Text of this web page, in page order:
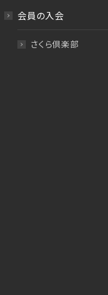
会員の入会
さくら倶楽部